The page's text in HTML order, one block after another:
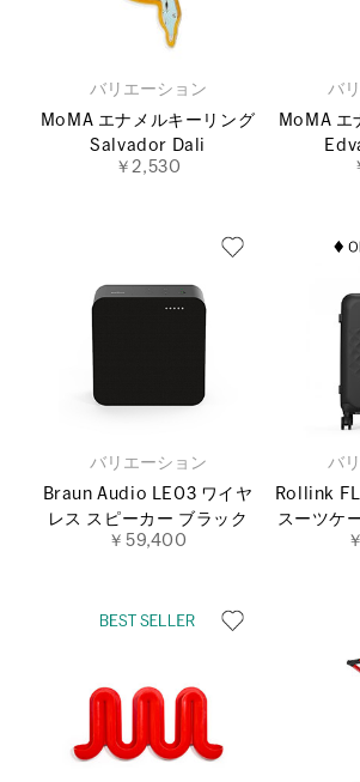
バリエーション
MoMA エナメルキーリング
Salvador Dali
￥2,530
バ
MoMA エ
バリエーション
Braun Audio LE03 ワイヤ
レス スピーカー ブラック
￥59,400
バ
Rollink
スーツケ